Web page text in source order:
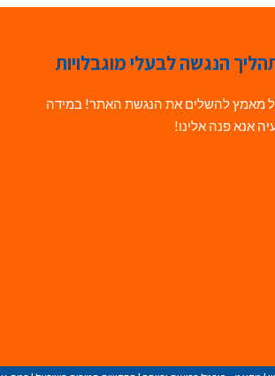
הנגשה לבעלי מוגבלויות
מאמץ להשלים את הנגשת האתר! במידה
אנא פנה אלינו!